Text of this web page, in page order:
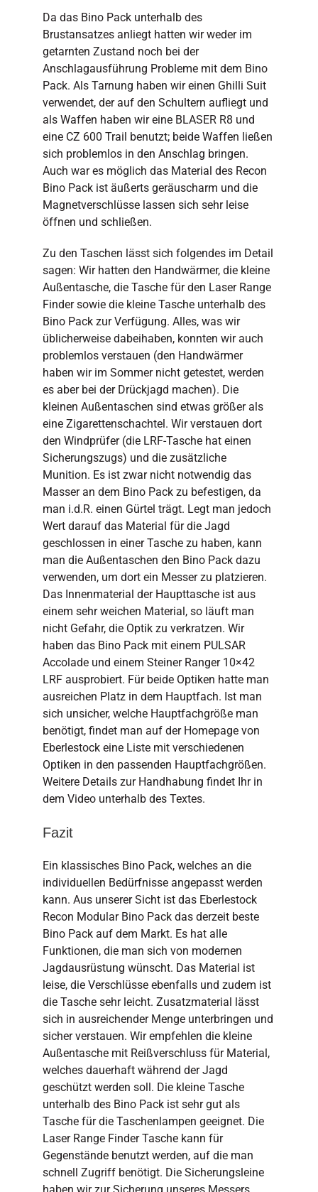
Da das Bino Pack unterhalb des
Brustansatzes anliegt hatten wir weder im
getarnten Zustand noch bei der
Anschlagausführung Probleme mit dem Bino
Pack. Als Tarnung haben wir einen Ghilli Suit
verwendet, der auf den Schultern aufliegt und
als Waffen haben wir eine BLASER R8 und
eine CZ 600 Trail benutzt; beide Waffen ließen
sich problemlos in den Anschlag bringen.
Auch war es möglich das Material des Recon
Bino Pack ist äußerts geräuscharm und die
Magnetverschlüsse lassen sich sehr leise
öffnen und schließen.
Zu den Taschen lässt sich folgendes im Detail
sagen: Wir hatten den Handwärmer, die kleine
Außentasche, die Tasche für den Laser Range
Finder sowie die kleine Tasche unterhalb des
Bino Pack zur Verfügung. Alles, was wir
üblicherweise dabeihaben, konnten wir auch
problemlos verstauen (den Handwärmer
haben wir im Sommer nicht getestet, werden
es aber bei der Drückjagd machen). Die
kleinen Außentaschen sind etwas größer als
eine Zigarettenschachtel. Wir verstauen dort
den Windprüfer (die LRF-Tasche hat einen
Sicherungszugs) und die zusätzliche
Munition. Es ist zwar nicht notwendig das
Masser an dem Bino Pack zu befestigen, da
man i.d.R. einen Gürtel trägt. Legt man jedoch
Wert darauf das Material für die Jagd
geschlossen in einer Tasche zu haben, kann
man die Außentaschen den Bino Pack dazu
verwenden, um dort ein Messer zu platzieren.
Das Innenmaterial der Haupttasche ist aus
einem sehr weichen Material, so läuft man
nicht Gefahr, die Optik zu verkratzen. Wir
haben das Bino Pack mit einem PULSAR
Accolade und einem Steiner Ranger 10×42
LRF ausprobiert. Für beide Optiken hatte man
ausreichen Platz in dem Hauptfach. Ist man
sich unsicher, welche Hauptfachgröße man
benötigt, findet man auf der Homepage von
Eberlestock eine Liste mit verschiedenen
Optiken in den passenden Hauptfachgrößen.
Weitere Details zur Handhabung findet Ihr in
dem Video unterhalb des Textes.
Fazit
Ein klassisches Bino Pack, welches an die
individuellen Bedürfnisse angepasst werden
kann. Aus unserer Sicht ist das Eberlestock
Recon Modular Bino Pack das derzeit beste
Bino Pack auf dem Markt. Es hat alle
Funktionen, die man sich von modernen
Jagdausrüstung wünscht. Das Material ist
leise, die Verschlüsse ebenfalls und zudem ist
die Tasche sehr leicht. Zusatzmaterial lässt
sich in ausreichender Menge unterbringen und
sicher verstauen. Wir empfehlen die kleine
Außentasche mit Reißverschluss für Material,
welches dauerhaft während der Jagd
geschützt werden soll. Die kleine Tasche
unterhalb des Bino Pack ist sehr gut als
Tasche für die Taschenlampen geeignet. Die
Laser Range Finder Tasche kann für
Gegenstände benutzt werden, auf die man
schnell Zugriff benötigt. Die Sicherungsleine
haben wir zur Sicherung unseres Messers